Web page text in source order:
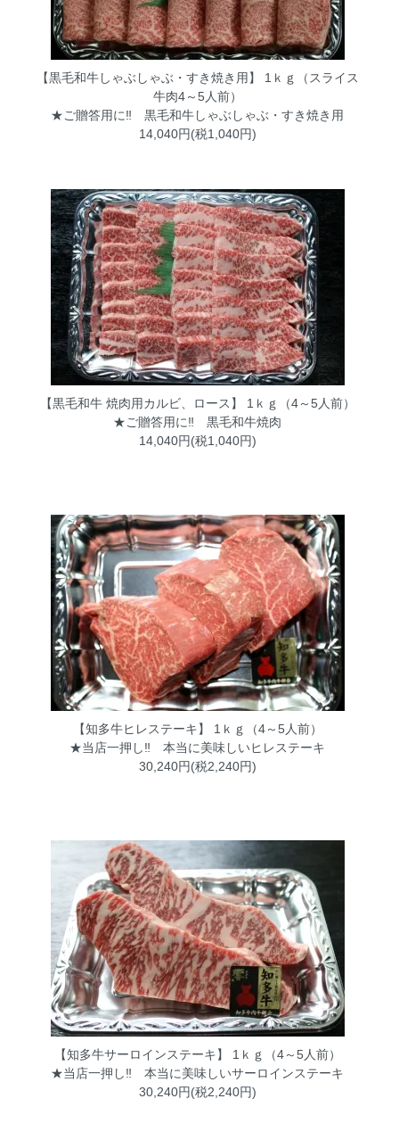
【黒毛和牛しゃぶしゃぶ・すき焼き用】 1ｋｇ（スライス
牛肉4～5人前）
★ご贈答用に‼ 黒毛和牛しゃぶしゃぶ・すき焼き用
14,040円(税1,040円)
【黒毛和牛 焼肉用カルビ、ロース】 1ｋｇ（4～5人前）
★ご贈答用に‼ 黒毛和牛焼肉
14,040円(税1,040円)
【知多牛ヒレステーキ】 1ｋｇ（4～5人前）
★当店一押し‼ 本当に美味しいヒレステーキ
30,240円(税2,240円)
【知多牛サーロインステーキ】 1ｋｇ（4～5人前）
★当店一押し‼ 本当に美味しいサーロインステーキ
30,240円(税2,240円)